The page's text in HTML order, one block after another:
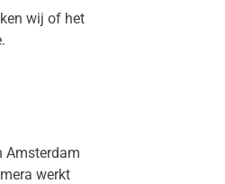
wij of het
Amsterdam
werkt